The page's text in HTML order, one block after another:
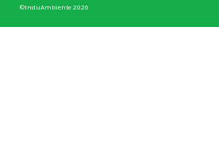
©InduAmbiente 2026